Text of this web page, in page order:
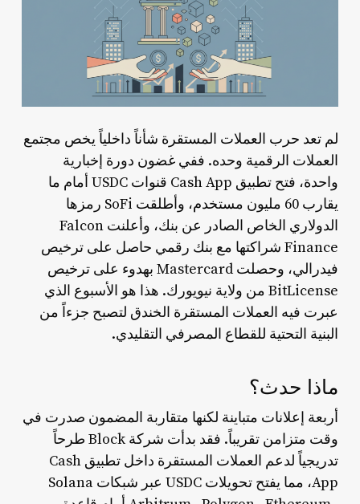
لم تعد حرب العملات المستقرة شأناً داخلياً يخص مجتمع
العملات الرقمية وحده. ففي غضون دورة إخبارية
واحدة، فتح تطبيق Cash App قنوات USDC أمام ما
يقارب 60 مليون مستخدم، وأطلقت SoFi رمزها
الدولاري الخاص الصادر عن بنك، وأعلنت Falcon
Finance شراكتها مع بنك رقمي حاصل على ترخيص
فيدرالي، وحصلت Mastercard بهدوء على ترخيص
BitLicense من ولاية نيويورك. هذا هو الأسبوع الذي
عبرت فيه العملات المستقرة الخندق لتصبح جزءاً من
البنية التحتية للقطاع المصرفي التقليدي.
ماذا حدث؟
أربعة إعلانات متباينة لكنها متقاربة المضمون صدرت في
وقت متزامن تقريباً. فقد بدأت شركة Block طرحاً
تدريجياً لدعم العملات المستقرة داخل تطبيق Cash
App، مما يفتح تحويلات USDC عبر شبكات Solana